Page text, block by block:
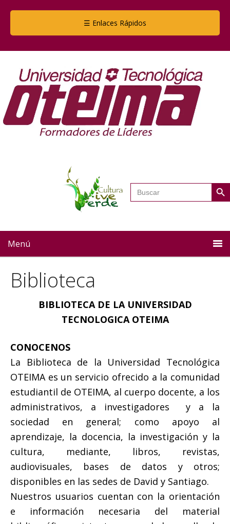
☰ Enlaces Rápidos
Buscar: Botón
Menú
Biblioteca
BIBLIOTECA DE LA UNIVERSIDAD
TECNOLOGICA OTEIMA
CONOCENOS
La Biblioteca de la Universidad Tecnológica
OTEIMA es un servicio ofrecido a la comunidad
estudiantil de OTEIMA, al cuerpo docente, a los
administrativos, a investigadores y a la
sociedad en general; como apoyo al
aprendizaje, la docencia, la investigación y la
cultura, mediante, libros, revistas,
audiovisuales, bases de datos y otros;
disponibles en las sedes de David y Santiago.
Nuestros usuarios cuentan con la orientación
e información necesaria del material